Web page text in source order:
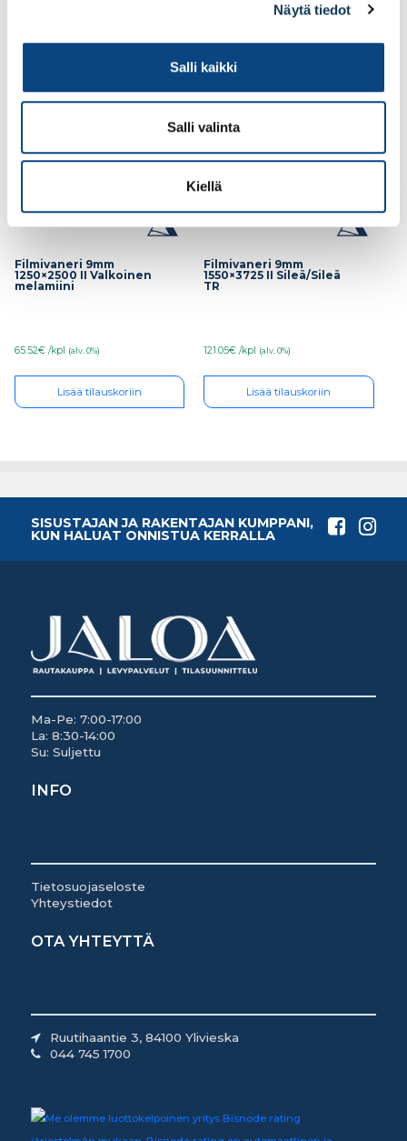
Näytä tiedot
Salli kaikki
Salli valinta
Kiellä
Filmivaneri 9mm
1250×2500 II Valkoinen
melamiini
65.52€ /kpl (alv. 0%)
Lisää tilauskoriin
Filmivaneri 9mm
1550×3725 II Sileä/Sileä
TR
121.05€ /kpl (alv. 0%)
Lisää tilauskoriin
SISUSTAJAN JA RAKENTAJAN KUMPPANI,
KUN HALUAT ONNISTUA KERRALLA
Ma-Pe: 7:00-17:00
La: 8:30-14:00
Su: Suljettu
INFO
Tietosuojaseloste
Yhteystiedot
OTA YHTEYTTÄ
Ruutihaantie 3, 84100 Ylivieska
044 745 1700